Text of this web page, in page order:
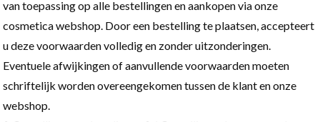
van toepassing op alle bestellingen en aankopen via onze
cosmetica webshop. Door een bestelling te plaatsen, accepteert
u deze voorwaarden volledig en zonder uitzonderingen.
Eventuele afwijkingen of aanvullende voorwaarden moeten
schriftelijk worden overeengekomen tussen de klant en onze
webshop.